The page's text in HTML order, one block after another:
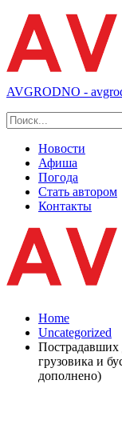
AVGRODNO -
Новости
Афиша
Погода
Стать автором
Контакты
Home
Uncategorized
Пострадавших
грузовика и
дополнено)